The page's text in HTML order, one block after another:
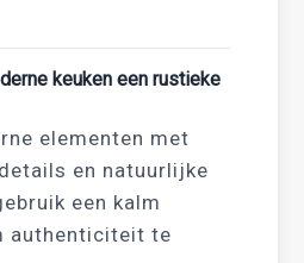
keuken een rustieke
elementen met
en natuurlijke
een kalm
authenticiteit te